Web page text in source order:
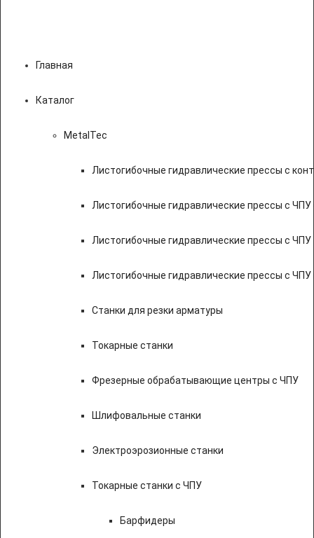
Главная
Каталог
MetalTec
Листогибочные гидравлические прессы с
Листогибочные гидравлические прессы с
Листогибочные гидравлические прессы с ЧПУ
Листогибочные гидравлические прессы с
Станки для резки арматуры
Токарные станки
Фрезерные обрабатывающие центры с ЧПУ
Шлифовальные станки
Электроэрозионные станки
Токарные станки с ЧПУ
Барфидеры